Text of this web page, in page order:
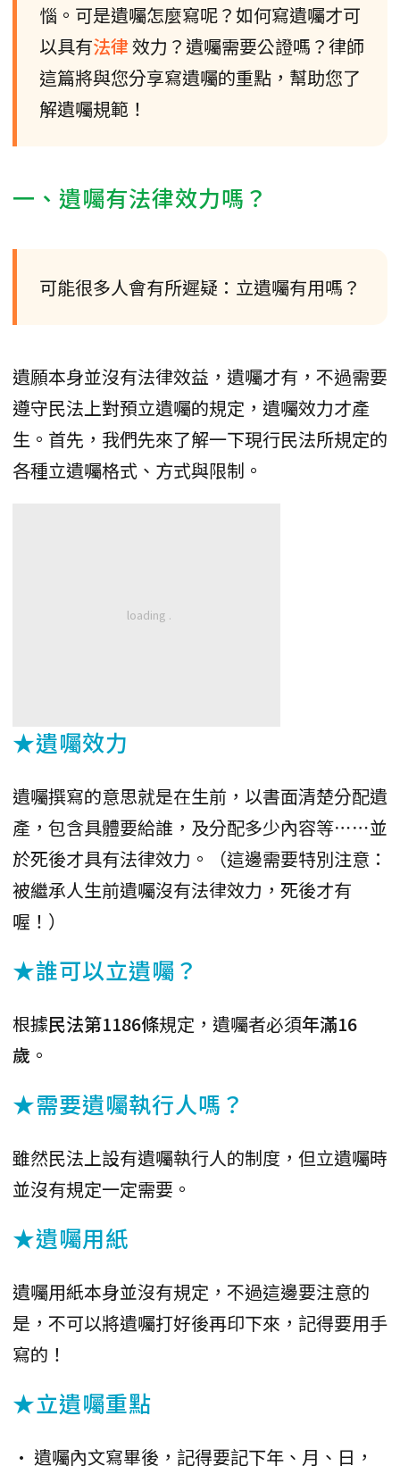
惱。可是遺囑怎麼寫呢？如何寫遺囑才可
以具有法律效力？遺囑需要公證嗎？律師
這篇將與您分享寫遺囑的重點，幫助您了
解遺囑規範！
一、遺囑有法律效力嗎？
可能很多人會有所遲疑：立遺囑有用嗎？
遺願本身並沒有法律效益，遺囑才有，不過需要
遵守民法上對預立遺囑的規定，遺囑效力才產
生。首先，我們先來了解一下現行民法所規定的
各種立遺囑格式、方式與限制。
★遺囑效力
遺囑撰寫的意思就是在生前，以書面清楚分配遺
產，包含具體要給誰，及分配多少內容等⋯⋯並
於死後才具有法律效力。（這邊需要特別注意：
被繼承人生前遺囑沒有法律效力，死後才有
喔！）
★誰可以立遺囑？
根據民法第1186條規定，遺囑者必須年滿16
歲 。
★需要遺囑執行人嗎？
雖然民法上設有遺囑執行人的制度，但立遺囑時
並沒有規定一定需要。
★遺囑用紙
遺囑用紙本身並沒有規定，不過這邊要注意的
是，不可以將遺囑打好後再印下來，記得要用手
寫的！
★立遺囑重點
• 遺囑內文寫畢後，記得要記下年、月、日，